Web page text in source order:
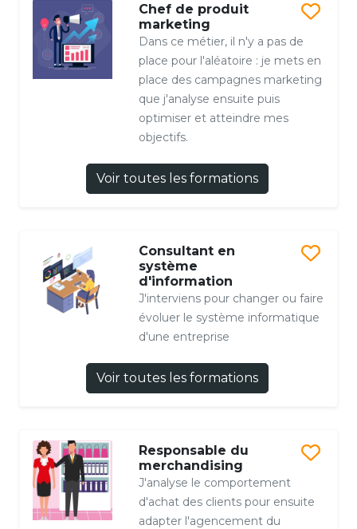
Chef de produit
marketing
Dans ce métier, il n'y a pas de
place pour l'aléatoire : je mets en
place des campagnes marketing
que j'analyse ensuite puis
optimiser et atteindre mes
objectifs.
Voir toutes les formations
Consultant en
système
d'information
J'interviens pour changer ou faire
évoluer le système informatique
d'une entreprise
Voir toutes les formations
Responsable du
merchandising
J'analyse le comportement
d'achat des clients pour ensuite
adapter l'agencement du